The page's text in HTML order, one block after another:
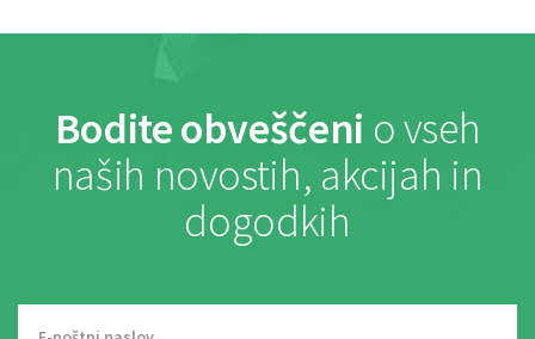
Bodite obveščeni o vseh
naših novostih, akcijah in
dogodkih